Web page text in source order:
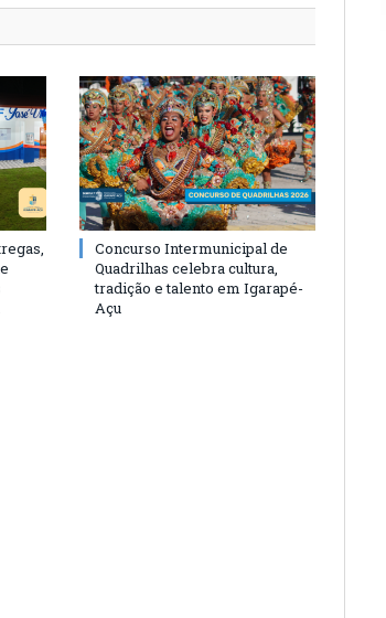
Concurso Intermunicipal de
Quadrilhas celebra cultura,
tradição e talento em Igarapé-
Açu